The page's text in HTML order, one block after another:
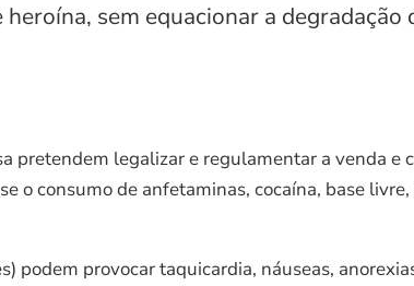
sem equacionar a degradação
pretendem legalizar e regulamentar a venda e
o consumo de anfetaminas, cocaína, base
podem provocar taquicardia, náuseas,